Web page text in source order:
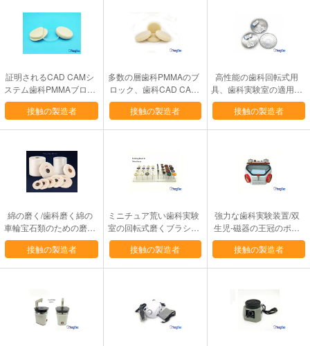
証明されるCAD CAMシ
ステム歯科PMMAブロッ
クの半透明なセリウム/IS
O
接触の製造者
多数の層歯科PMMAのブ
ロック、歯科CAD CAM
システム使用PMMAディ
スク
接触の製造者
高性能の歯科回転式用
具、歯科実験室の適用範
囲が広いダイヤモンド
ディスク
接触の製造者
綿の磨く/歯科磨く綿の
車輪宝石類のための磨く
布の車輪
接触の製造者
ミニチュア荒い歯科実験
室の回転式磨くブラシの
馬/ヤギの毛のタイプ
接触の製造者
強力な歯科実験装置/双
生児-磁器の王冠のポー
ランド語のためのサンド
ブラスターをペンで書い
接触の製造者